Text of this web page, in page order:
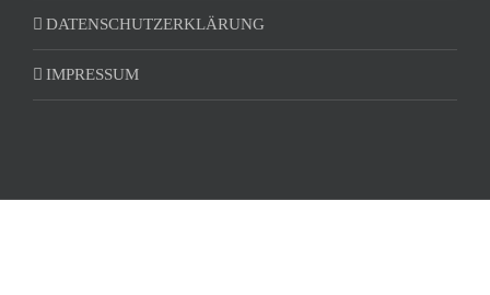
DATENSCHUTZERKLÄRUNG
IMPRESSUM